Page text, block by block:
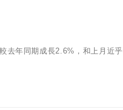
年同期成長2.6%，和上月近乎